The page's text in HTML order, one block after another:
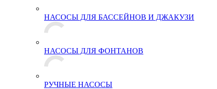
НАСОСЫ ДЛЯ БАССЕЙНОВ И ДЖАКУЗИ
НАСОСЫ ДЛЯ ФОНТАНОВ
РУЧНЫЕ НАСОСЫ